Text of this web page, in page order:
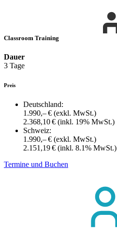
Classroom Training
Dauer
3 Tage
Preis
Deutschland:
1.990,– € (exkl. MwSt.)
2.368,10 € (inkl. 19% MwSt.)
Schweiz:
1.990,– € (exkl. MwSt.)
2.151,19 € (inkl. 8.1% MwSt.)
Termine und Buchen